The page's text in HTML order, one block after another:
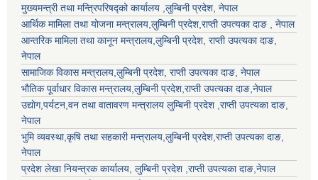
मुख्यमन्त्री तथा मन्त्रिपरिषद्को कार्यालय ,लुम्बिनी प्रदेश, नेपाल
आर्थिक मामिला तथा योजना मन्त्रालय,लुम्बिनी प्रदेश,राप्ती उपत्यका दाङ , नेपाल
आन्तरिक मामिला तथा कानून मन्त्रालय,लुम्बिनी प्रदेश, राप्ती उपत्यका दाङ,
नेपाल
सामाजिक विकास मन्त्रालय,लुम्बिनी प्रदेश, राप्ती उपत्यका दाङ, नेपाल
भौतिक पूर्वाधार विकास मन्त्रालय,लुम्बिनी प्रदेश,राप्ती उपत्यका दाङ,नेपाल
उद्याेग,पर्यटन,वन तथा वातावरण मन्त्रालय लुम्बिनी प्रदेश ,राप्ती उपत्यका दाङ,
नेपाल
भुमि व्यवस्था,कृषि तथा सहकारी मन्त्रालय,लुम्बिनी प्रदेश,राप्ती उपत्यका दाङ,
नेपाल
प्रदेश लेखा नियन्त्रक कार्यालय, लुम्बिनी प्रदेश ,राप्ती उपत्यका दाङ,नेपाल